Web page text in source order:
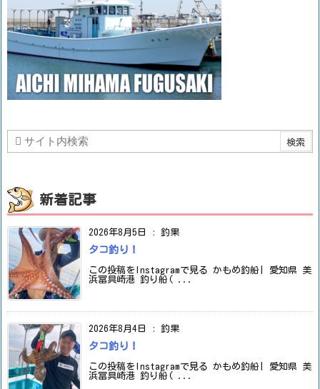
新着記事
2026年8月5日 : 釣果
タコ釣り！
この投稿をInstagramで見る かもめ釣船| 愛知県 美
浜冨具崎港 釣り船( ...
2026年8月4日 : 釣果
タコ釣り！
この投稿をInstagramで見る かもめ釣船| 愛知県 美
浜冨具崎港 釣り船( ...